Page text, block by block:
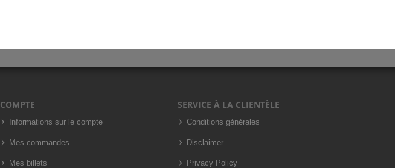
COMPTE
Informations sur le compte
Mes commandes
Mes billets
SERVICE À LA CLIENTÈLE
Conditions générales
Disclaimer
Privacy Policy